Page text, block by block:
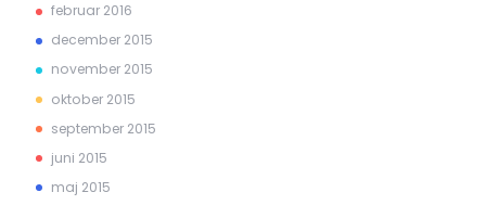
februar 2016
december 2015
november 2015
oktober 2015
september 2015
juni 2015
maj 2015